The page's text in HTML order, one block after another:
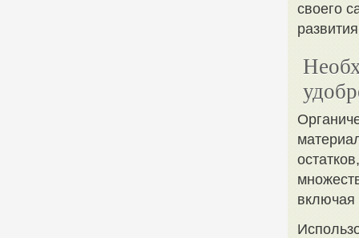
своего
включая